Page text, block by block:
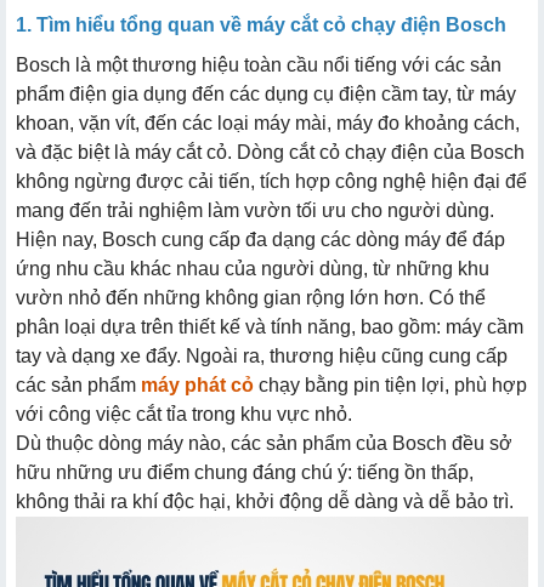
1. Tìm hiểu tổng quan về máy cắt cỏ chạy điện Bosch
Bosch là một thương hiệu toàn cầu nổi tiếng với các sản
phẩm điện gia dụng đến các dụng cụ điện cầm tay, từ máy
khoan, vặn vít, đến các loại máy mài, máy đo khoảng cách,
và đặc biệt là máy cắt cỏ. Dòng cắt cỏ chạy điện của Bosch
không ngừng được cải tiến, tích hợp công nghệ hiện đại để
mang đến trải nghiệm làm vườn tối ưu cho người dùng.
Hiện nay, Bosch cung cấp đa dạng các dòng máy để đáp
ứng nhu cầu khác nhau của người dùng, từ những khu
vườn nhỏ đến những không gian rộng lớn hơn. Có thể
phân loại dựa trên thiết kế và tính năng, bao gồm: máy cầm
tay và dạng xe đẩy. Ngoài ra, thương hiệu cũng cung cấp
các sản phẩm máy phát cỏ chạy bằng pin tiện lợi, phù hợp
với công việc cắt tỉa trong khu vực nhỏ.
Dù thuộc dòng máy nào, các sản phẩm của Bosch đều sở
hữu những ưu điểm chung đáng chú ý: tiếng ồn thấp,
không thải ra khí độc hại, khởi động dễ dàng và dễ bảo trì.